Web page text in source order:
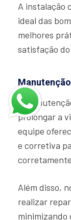
A instalação
ideal das
melhores
satisfação
A
prolongar a
equipe
e corretiva
Além disso,
realizar
minimizando